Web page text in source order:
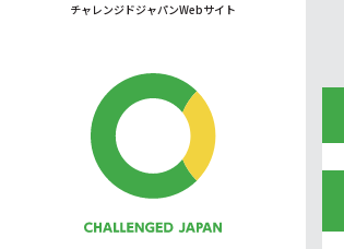
チャレンジドジャパンWebサイト